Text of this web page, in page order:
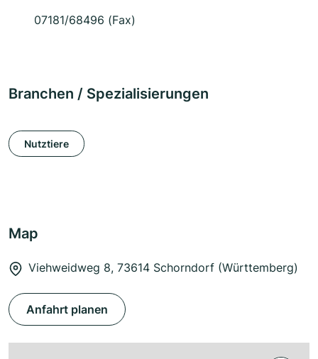
07181/68496 (Fax)
Branchen / Spezialisierungen
Nutztiere
Map
Viehweidweg 8, 73614 Schorndorf (Württemberg)
Anfahrt planen